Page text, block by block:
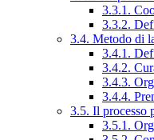
3.3.1.
3.3.2.
3.4. Metodo di
3.4.1.
3.4.2.
3.4.3.
3.4.4.
3.5. Il processo
3.5.1.